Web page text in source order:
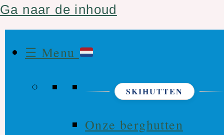
Ga naar de inhoud
☰ Menu
SKIHUTTEN
Onze berghutten